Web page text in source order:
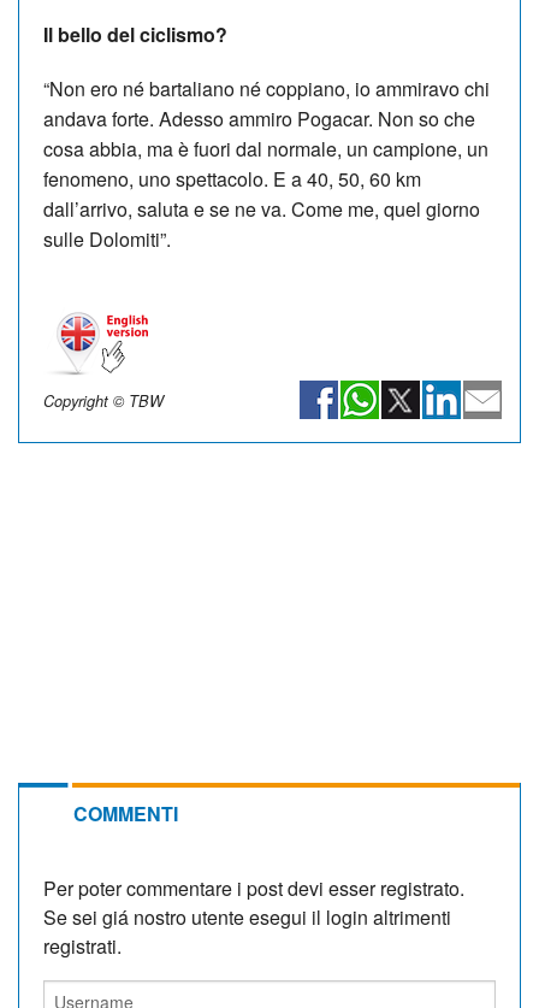
Il bello del ciclismo?
“Non ero né bartaliano né coppiano, io ammiravo chi
andava forte. Adesso ammiro Pogacar. Non so che
cosa abbia, ma è fuori dal normale, un campione, un
fenomeno, uno spettacolo. E a 40, 50, 60 km
dall’arrivo, saluta e se ne va. Come me, quel giorno
sulle Dolomiti”.
Copyright © TBW
COMMENTI
Per poter commentare i post devi esser registrato.
Se sei giá nostro utente esegui il login altrimenti
registrati.